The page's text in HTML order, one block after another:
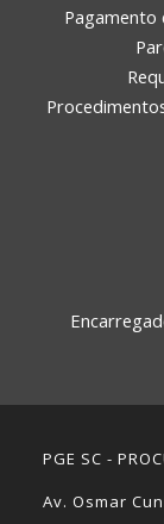
Pagamento
PGE SC -
Av. Osmar